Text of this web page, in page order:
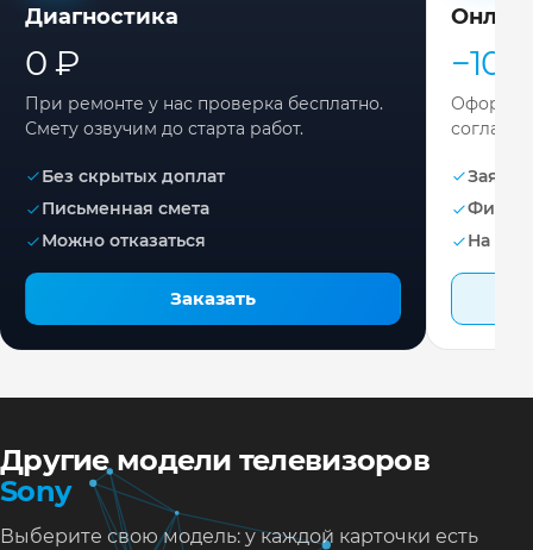
Диагностика
0 ₽
При ремонте у нас проверка бесплатно.
Смету озвучим до старта работ.
Без скрытых доплат
Письменная смета
Можно отказаться
Заказать
−10%
Заявка
На
Другие модели телевизоров
Sony
Выберите свою модель: у каждой карточки есть